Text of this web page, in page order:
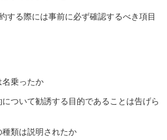
する際には事前に必ず確認するべき項目
名乗ったか
ついて勧誘する目的であることは告げら
類は説明されたか